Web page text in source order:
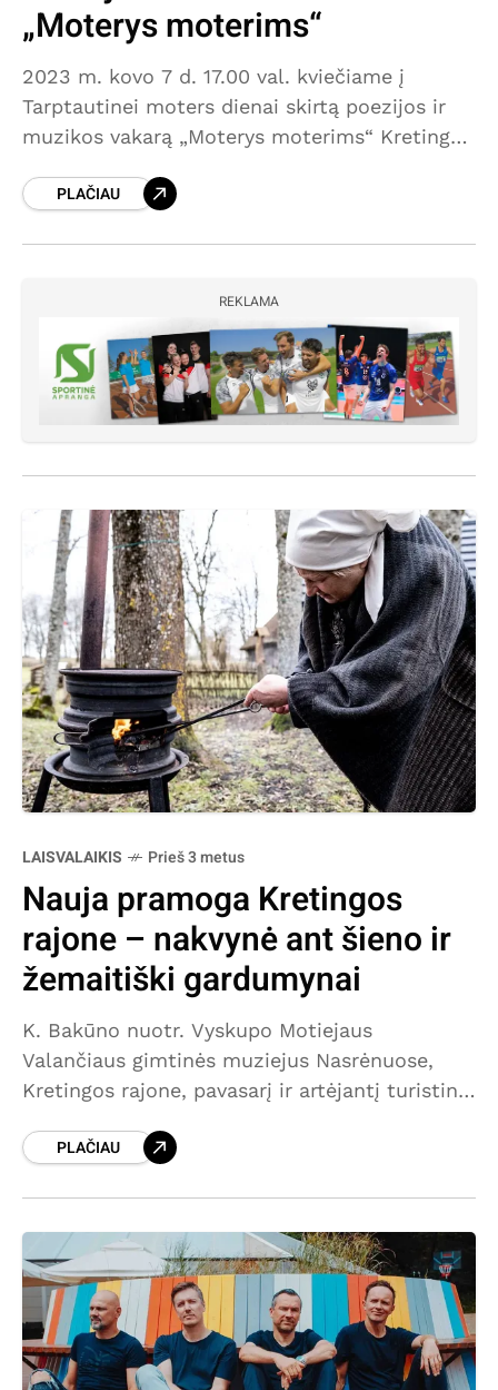
„Moterys moterims“
2023 m. kovo 7 d. 17.00 val. kviečiame į
Tarptautinei moters dienai skirtą poezijos ir
muzikos vakarą „Moterys moterims“ Kretingos
bibliotekoje. Renginyje poetė Jurga Valery
PLAČIAU
REKLAMA
LAISVALAIKIS Prieš 3 metus
Nauja pramoga Kretingos
rajone – nakvynė ant šieno ir
žemaitiški gardumynai
K. Bakūno nuotr. Vyskupo Motiejaus
Valančiaus gimtinės muziejus Nasrėnuose,
Kretingos rajone, pavasarį ir artėjantį turistinį
autentiškomis naujovėmis. Jau dabar
PLAČIAU